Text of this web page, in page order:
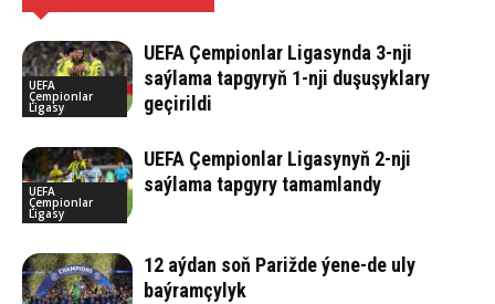
UEFA
Çempionlar
Ligasy
UEFA Çempionlar Ligasynda 3-nji
saýlama tapgyryň 1-nji duşuşyklary
geçirildi
UEFA
Çempionlar
Ligasy
UEFA Çempionlar Ligasynyň 2-nji
saýlama tapgyry tamamlandy
12 aýdan soň Parižde ýene-de uly
baýramçylyk